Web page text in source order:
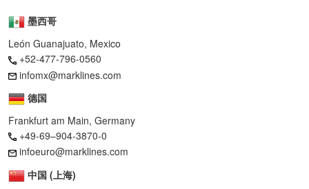
墨西哥
León Guanajuato, Mexico
+52-477-796-0560
infomx@marklines.com
德国
Frankfurt am Main, Germany
+49-69–904-3870-0
infoeuro@marklines.com
中国 (上海)